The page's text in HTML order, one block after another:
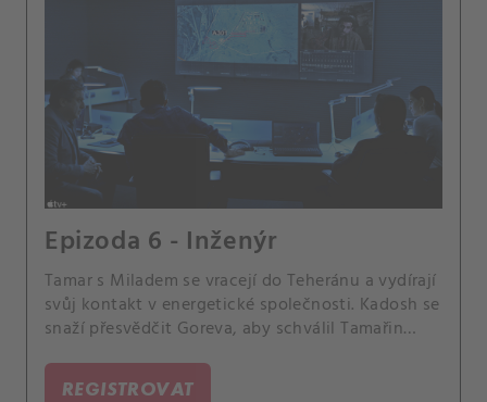
Epizoda 6 - Inženýr
Tamar s Miladem se vracejí do Teheránu a vydírají
svůj kontakt v energetické společnosti. Kadosh se
snaží přesvědčit Goreva, aby schválil Tamařin
REGISTROVAT